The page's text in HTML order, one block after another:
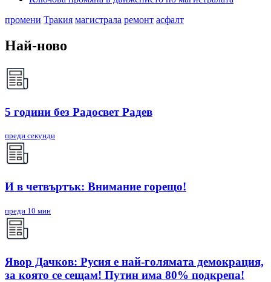
промени Тракия магистрала ремонт асфалт
Най-ново
5 години без Радосвет Радев
преди секунди
И в четвъртък: Внимание горещо!
преди 10 мин
Явор Дачков: Русия е най-голямата демокрация,
за която се сещам! Путин има 80% подкрепа!